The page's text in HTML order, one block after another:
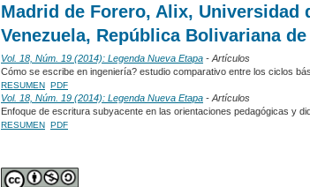
Madrid de Forero, Alix, Universidad
Venezuela, República Bolivariana de
Vol. 18, Núm. 19 (2014): Legenda Nueva Etapa - Artículos
Cómo se escribe en ingeniería? estudio comparativo entre los ciclos
RESUMEN PDF
Vol. 18, Núm. 19 (2014): Legenda Nueva Etapa - Artículos
Enfoque de escritura subyacente en las orientaciones pedagógicas y
RESUMEN PDF